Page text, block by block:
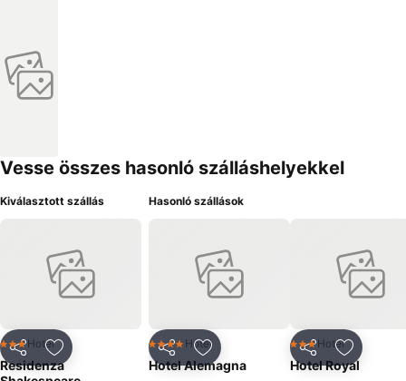
Vesse összes hasonló szálláshelyekkel
Kiválasztott szállás
MegosztásHozzáadás a kedvencekhez
3 Kategória
Hotel
Residenza
Hasonló szállások
MegosztásHozzáadás a kedvencekhez
4 Kategória
Hotel
Hotel Alemagna
Megosztás
3 Kategória
Hotel
Hotel Royal